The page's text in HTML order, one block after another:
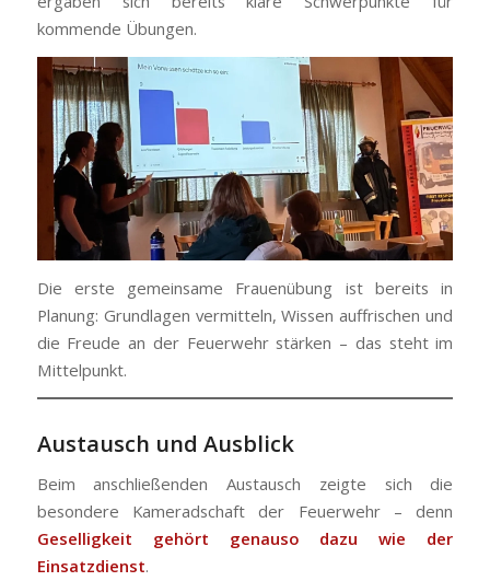
kommende Übungen.
Die erste gemeinsame Frauenübung ist bereits in
Planung: Grundlagen vermitteln, Wissen auffrischen und
die Freude an der Feuerwehr stärken – das steht im
Mittelpunkt.
Austausch und Ausblick
Beim anschließenden Austausch zeigte sich die
besondere Kameradschaft der Feuerwehr – denn
Geselligkeit gehört genauso dazu wie der
Einsatzdienst.